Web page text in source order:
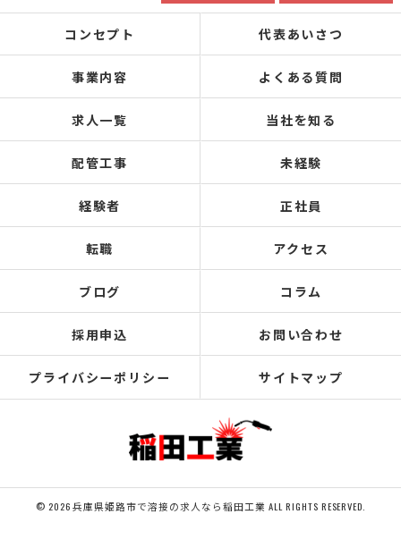
コンセプト 代表あいさつ
事業内容 よくある質問
求人一覧 当社を知る
配管工事 未経験
経験者 正社員
転職 アクセス
ブログ コラム
採用申込 お問い合わせ
プライバシーポリシー サイトマップ
© 2026 兵庫県姫路市で溶接の求人なら稲田工業 ALL RIGHTS RESERVED.